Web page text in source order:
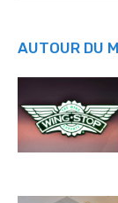
AUTOUR DU